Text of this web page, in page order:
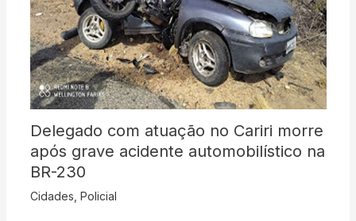
Delegado com atuação no Cariri morre
após grave acidente automobilístico na
BR-230
Cidades Policial